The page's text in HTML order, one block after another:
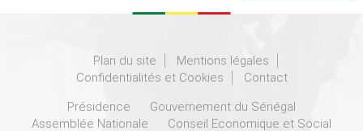
Plan du site
Mentions légales
Confidentialités et Cookies
Contact
Présidence
Gouvernement du Sénégal
Assemblée Nationale
Conseil Economique et Social